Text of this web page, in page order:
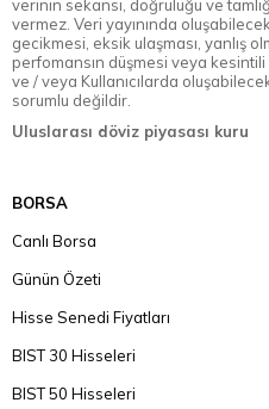
verinin sekansı, doğruluğu ve
vermez. Veri yayınında
gecikmesi, eksik ulaşması, yanlış
perfomansın düşmesi veya kesintili
ve / veya Kullanıcılarda
sorumlu değildir.
Uluslarası döviz piyasası kuru
BORSA
Canlı Borsa
Günün Özeti
Hisse Senedi Fiyatları
BIST 30 Hisseleri
BIST 50 Hisseleri